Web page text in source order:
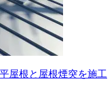
屋根と屋根煙突を施工